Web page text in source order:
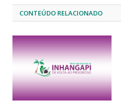
CONTEÚDO RELACIONADO